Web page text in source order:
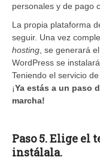
personales y de pago
La propia plataforma
seguir. Una vez
hosting , se generará
WordPress se
Teniendo el servicio de
¡Ya estás a un paso
marcha!
Paso 5. Elige el
instálala.